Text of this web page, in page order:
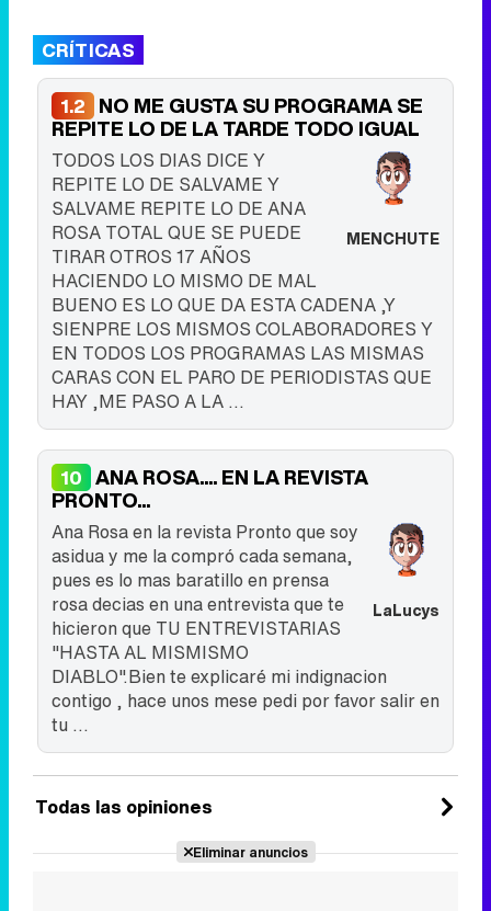
CRÍTICAS
1.2 NO ME GUSTA SU PROGRAMA SE
REPITE LO DE LA TARDE TODO IGUAL
MENCHUTE
TODOS LOS DIAS DICE Y
REPITE LO DE SALVAME Y
SALVAME REPITE LO DE ANA
ROSA TOTAL QUE SE PUEDE
TIRAR OTROS 17 AÑOS
HACIENDO LO MISMO DE MAL
BUENO ES LO QUE DA ESTA CADENA ,Y
SIENPRE LOS MISMOS COLABORADORES Y
EN TODOS LOS PROGRAMAS LAS MISMAS
CARAS CON EL PARO DE PERIODISTAS QUE
HAY ,ME PASO A LA ...
10 ANA ROSA.... EN LA REVISTA
PRONTO...
LaLucys
Ana Rosa en la revista Pronto que soy
asidua y me la compró cada semana,
pues es lo mas baratillo en prensa
rosa decias en una entrevista que te
hicieron que TU ENTREVISTARIAS
"HASTA AL MISMISMO
DIABLO".Bien te explicaré mi indignacion
contigo , hace unos mese pedi por favor salir en
tu ...
Todas las opiniones
Eliminar anuncios